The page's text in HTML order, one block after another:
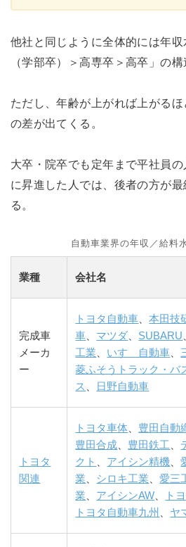
他社と同じように全体的には年
（学部卒）＞高専卒＞高卒」の構
ただし、年齢が上がれば上がる
の差が出てくる。
大卒・院卒でも定年まで平社員
に昇進した人では、後者の方が
る。
自動車業界の年収／給料
業種 会社名
完成車
メーカ
ー
トヨタ自動車 、本田技
車
マツダ SUBARU
工業
いすゞ自動車
菱ふそうトラック・バ
ス
日野自動車
トヨタ
関連
トヨタ車体 豊田自動
豊田合成
豊田鉄工
クト
アイシン精機 、
業
シロキ工業 、愛三
業
アイシンAW ト
トヨタ自動車九州
ヤ